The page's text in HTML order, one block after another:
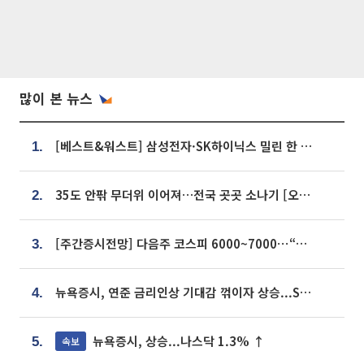
많이 본 뉴스
1. [베스트&워스트] 삼성전자·SK하이닉스 밀린 한 주…상상인증권은 85% 급등
2. 35도 안팎 무더위 이어져…전국 곳곳 소나기 [오늘 날씨]
3. [주간증시전망] 다음주 코스피 6000~7000⋯“外人 수급은 정책이 변수”
4. 뉴욕증시, 연준 금리인상 기대감 꺾이자 상승...S&P500 사상 최고치 [종합]
5. 속보 뉴욕증시, 상승...나스닥 1.3% ↑